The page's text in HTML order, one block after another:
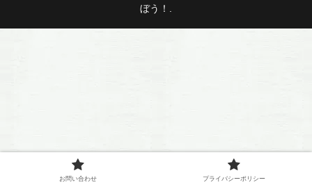
ぼう！.
お問い合わせ プライバシーポリシー